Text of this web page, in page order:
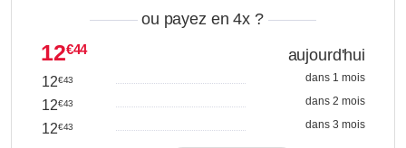
ou payez en 4x ?
12€44 aujourd'hui
12€43 dans 1 mois
12€43 dans 2 mois
12€43 dans 3 mois